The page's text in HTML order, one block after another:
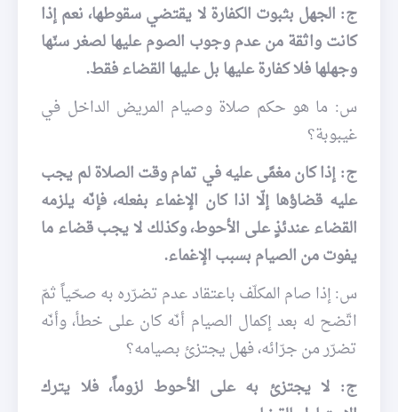
ج: الجهل بثبوت الكفارة لا يقتضي سقوطها، نعم إذا
كانت واثقة من عدم وجوب الصوم عليها لصغر سنّها
وجهلها فلا كفارة عليها بل عليها القضاء فقط.
س: ما هو حكم صلاة وصيام المريض الداخل في
غيبوبة؟
ج: إذا كان مغمًى عليه في تمام وقت الصلاة لم يجب
عليه قضاؤها إلّا اذا كان الإغماء بفعله، فإنّه يلزمه
القضاء عندئذٍ على الأحوط، وكذلك لا يجب قضاء ما
يفوت من الصيام بسبب الإغماء.
س: إذا صام المكلّف باعتقاد عدم تضرّره به صحّياً ثمّ
اتّضح له بعد إكمال الصيام أنّه كان على خطأ، وأنّه
تضرّر من جرّائه، فهل يجتزئ بصيامه؟
ج: لا يجتزئ به على الأحوط لزوماً، فلا يترك